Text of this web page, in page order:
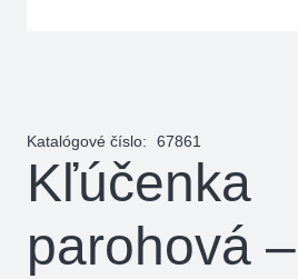
Katalógové číslo: 67861
Kľúčenka
parohová